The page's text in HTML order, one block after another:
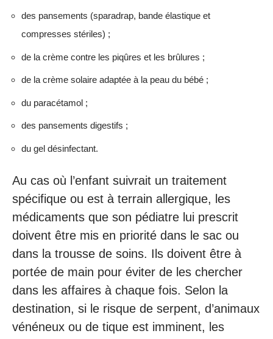
des pansements (sparadrap, bande élastique et
compresses stériles) ;
de la crème contre les piqûres et les brûlures ;
de la crème solaire adaptée à la peau du bébé ;
du paracétamol ;
des pansements digestifs ;
du gel désinfectant.
Au cas où l’enfant suivrait un traitement
spécifique ou est à terrain allergique, les
médicaments que son pédiatre lui prescrit
doivent être mis en priorité dans le sac ou
dans la trousse de soins. Ils doivent être à
portée de main pour éviter de les chercher
dans les affaires à chaque fois. Selon la
destination, si le risque de serpent, d’animaux
vénéneux ou de tique est imminent, les